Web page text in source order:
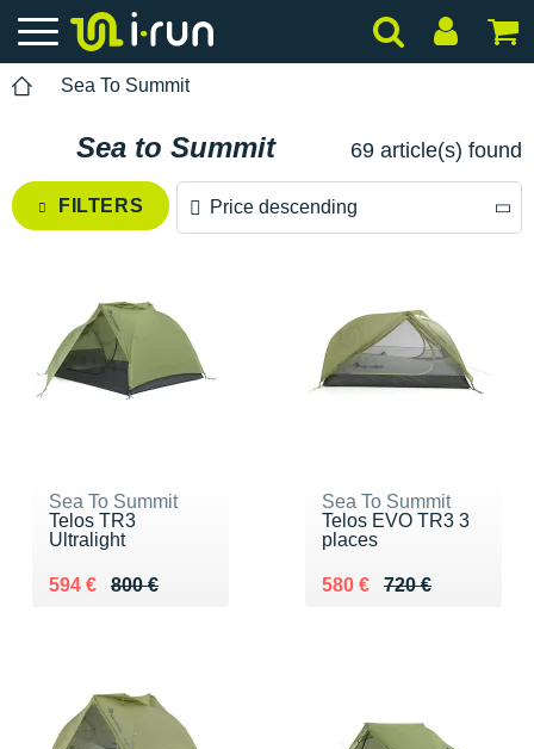
Sea To Summit
Sea to Summit 69 article(s) found
FILTERS Price descending
Sea To Summit
Telos TR3
Ultralight
800 €
Au lieu de 800 €
594 €
Vendu 594 €
Sea To Summit
Telos EVO TR3 3
places
720 €
Au lieu de 720 €
580 €
Vendu 580 €